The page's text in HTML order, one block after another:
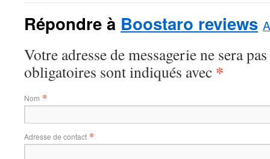
Répondre à Boostaro reviews
Votre adresse de messagerie ne sera
obligatoires sont indiqués avec *
Nom *
Adresse de contact *